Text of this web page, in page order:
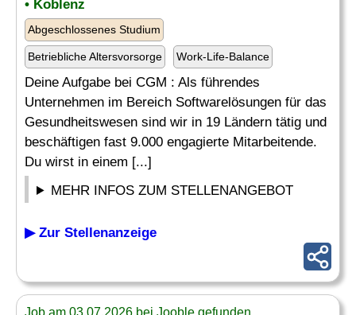
• Koblenz
Abgeschlossenes Studium
Betriebliche Altersvorsorge Work-Life-Balance
Deine Aufgabe bei CGM : Als führendes
Unternehmen im Bereich Softwarelösungen für das
Gesundheitswesen sind wir in 19 Ländern tätig und
beschäftigen fast 9.000 engagierte Mitarbeitende.
Du wirst in einem [...]
MEHR INFOS ZUM STELLENANGEBOT
▶ Zur Stellenanzeige
Job am 03.07.2026 bei Jooble gefunden